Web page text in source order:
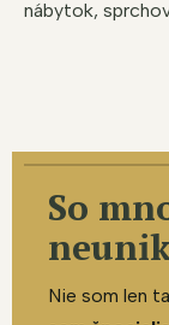
nábytok,
So
Nie som len